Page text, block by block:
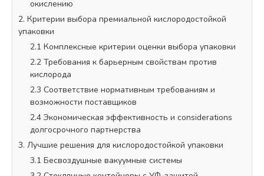
окислению
2. Критерии выбора премиальной кислородостойкой
упаковки
2.1 Комплексные критерии оценки выбора упаковки
2.2 Требования к барьерным свойствам против
кислорода
2.3 Соответствие нормативным требованиям и
возможности поставщиков
2.4 Экономическая эффективность и considerations
долгосрочного партнерства
3. Лучшие решения для кислородостойкой упаковки
3.1 Бесвоздушные вакуумные системы